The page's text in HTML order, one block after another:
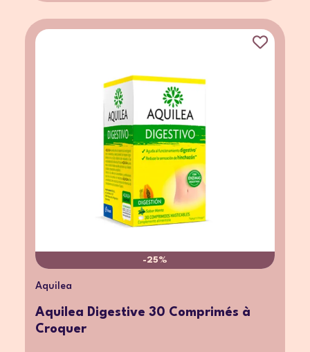
-25%
Aquilea
Aquilea Digestive 30 Comprimés à
Croquer